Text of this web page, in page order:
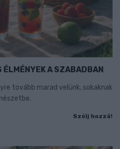
ÉLMÉNYEK A SZABADBAN
tovább marad velünk, sokaknak
Szólj hozzá!